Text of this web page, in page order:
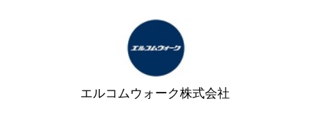
エルコムウォーク株式会社